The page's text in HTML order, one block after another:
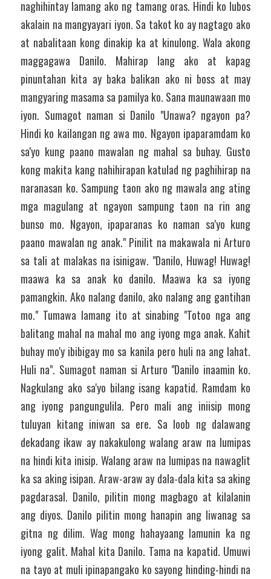
naghihintay lamang ako ng tamang oras. Hindi ko lubos
akalain na mangyayari iyon. Sa takot ko ay nagtago ako
at nabalitaan kong dinakip ka at kinulong. Wala akong
maggagawa Danilo. Mahirap lang ako at kapag
pinuntahan kita ay baka balikan ako ni boss at may
mangyaring masama sa pamilya ko. Sana maunawaan mo
iyon. Sumagot naman si Danilo "Unawa? ngayon pa?
Hindi ko kailangan ng awa mo. Ngayon ipaparamdam ko
sa'yo kung paano mawalan ng mahal sa buhay. Gusto
kong makita kang nahihirapan katulad ng paghihirap na
naranasan ko. Sampung taon ako ng mawala ang ating
mga magulang at ngayon sampung taon na rin ang
bunso mo. Ngayon, ipaparanas ko naman sa'yo kung
paano mawalan ng anak." Pinilit na makawala ni Arturo
sa tali at malakas na isinigaw. "Danilo, Huwag! Huwag!
maawa ka sa anak ko danilo. Maawa ka sa iyong
pamangkin. Ako nalang danilo, ako nalang ang gantihan
mo." Tumawa lamang ito at sinabing "Totoo nga ang
balitang mahal na mahal mo ang iyong mga anak. Kahit
buhay mo'y ibibigay mo sa kanila pero huli na ang lahat.
Huli na". Sumagot naman si Arturo "Danilo inaamin ko.
Nagkulang ako sa'yo bilang isang kapatid. Ramdam ko
ang iyong pangungulila. Pero mali ang iniisip mong
tuluyan kitang iniwan sa ere. Sa loob ng dalawang
dekadang ikaw ay nakakulong walang araw na lumipas
na hindi kita inisip. Walang araw na lumipas na nawaglit
ka sa aking isipan. Araw-araw ay dala-dala kita sa aking
pagdarasal. Danilo, pilitin mong magbago at kilalanin
ang diyos. Danilo pilitin mong hanapin ang liwanag sa
gitna ng dilim. Wag mong hahayaang lamunin ka ng
iyong galit. Mahal kita Danilo. Tama na kapatid. Umuwi
na tayo at muli ipinapangako ko sayong hinding-hindi na